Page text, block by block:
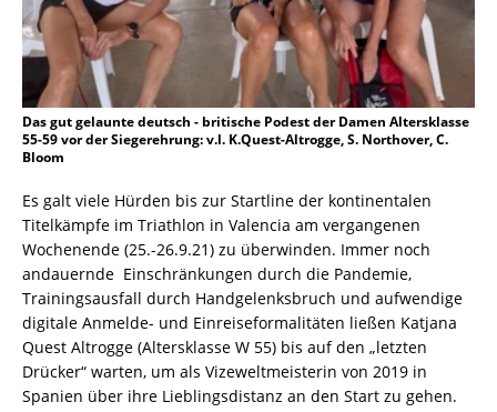
Das gut gelaunte deutsch - britische Podest der Damen Altersklasse
55-59 vor der Siegerehrung: v.l. K.Quest-Altrogge, S. Northover, C.
Bloom
Es galt viele Hürden bis zur Startline der kontinentalen
Titelkämpfe im Triathlon in Valencia am vergangenen
Wochenende (25.-26.9.21) zu überwinden. Immer noch
andauernde Einschränkungen durch die Pandemie,
Trainingsausfall durch Handgelenksbruch und aufwendige
digitale Anmelde- und Einreiseformalitäten ließen Katjana
Quest Altrogge (Altersklasse W 55) bis auf den „letzten
Drücker“ warten, um als Vizeweltmeisterin von 2019 in
Spanien über ihre Lieblingsdistanz an den Start zu gehen.